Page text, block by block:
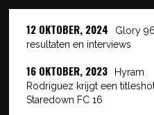
12 OKTOBER, 2024
Glory
resultaten en interviews
16 OKTOBER, 2023
Hyram
Rodriguez krijgt een
Staredown FC 16